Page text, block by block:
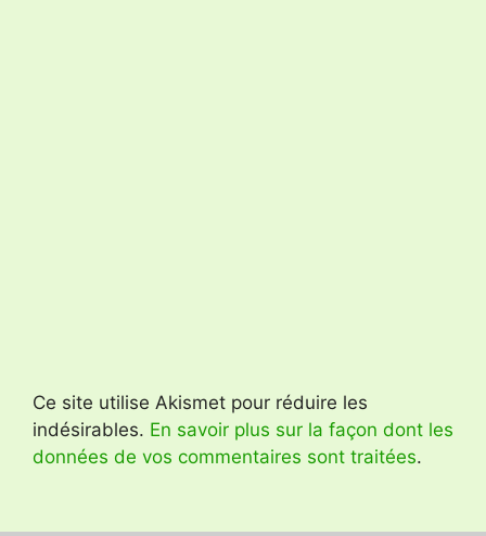
Ce site utilise Akismet pour réduire les
indésirables. En savoir plus sur la façon dont les
données de vos commentaires sont traitées.